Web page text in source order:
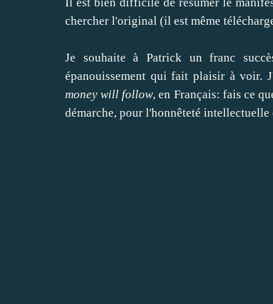
chercher l'original (il est même
Je souhaite à Patrick un franc
épanouissement qui fait plaisir à voir.
money will follow, en Français: fais ce
démarche, pour l'honnêteté intellectuelle